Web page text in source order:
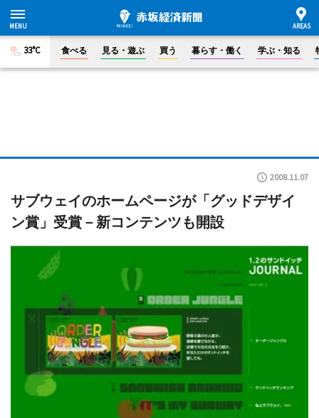
33°C 食べる 見る・遊ぶ 買う 暮らす・働く 学ぶ・知る
2008.11.07
サブウェイのホームページが「グッドデザイ
ン賞」受賞－新コンテンツも開設